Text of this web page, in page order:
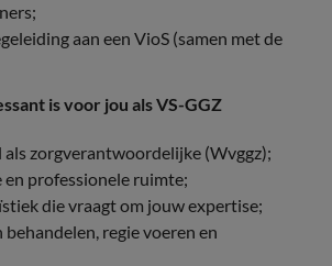
aan een VioS (samen met de
is voor jou als VS-GGZ
zorgverantwoordelijke (Wvggz);
professionele ruimte;
die vraagt om jouw expertise;
regie voeren en